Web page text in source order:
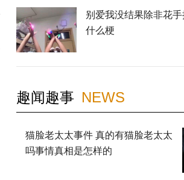
别爱我没结果除非花
什么梗
趣闻趣事 NEWS
猫脸老太太事件 真的有猫脸老太太
吗事情真相是怎样的